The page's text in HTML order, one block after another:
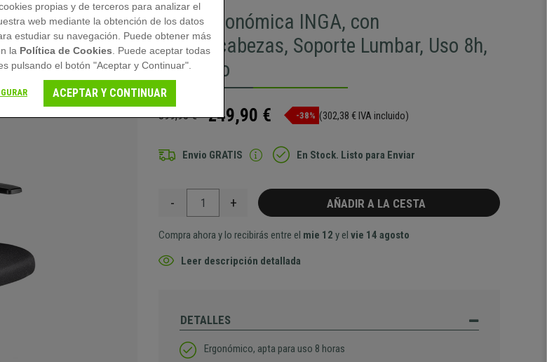
Silla Ergonómica INGA, con
Reposacabezas, Soporte Lumbar, Uso 8h,
en Negro
399,90 € 249,90 € -38% (302,38 € IVA incluido)
Envio GRATIS En Stock. Listo para Enviar
- + AÑADIR A LA CESTA
Compra ahora y lo recibirás entre el mie 12 y elvie 14 agosto
Leer descripción detallada
DETALLES
Ergonómico, apta para uso 8 horas
propias y de terceros para analizar el
web mediante la obtención de los datos
estudiar su navegación. Puede obtener más
la Política de Cookies . Puede aceptar todas
pulsando el botón "Aceptar y Continuar".
ACEPTAR Y CONTINUAR